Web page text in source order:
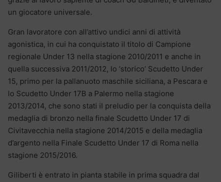
un giocatore universale.
Gran lavoratore con all’attivo undici anni di attività
agonistica, in cui ha conquistato il titolo di Campione
regionale Under 13 nella stagione 2010/2011 e anche in
quella successiva 2011/2012, lo ‘storico’ Scudetto Under
15, primo per la pallanuoto maschile siciliana, a Pescara e
lo Scudetto Under 17B a Palermo nella stagione
2013/2014, che sono stati il preludio per la conquista della
medaglia di bronzo nella finale Scudetto Under 17 di
Civitavecchia nella stagione 2014/2015 e della medaglia
d’argento nella Finale Scudetto Under 17 di Roma nella
stagione 2015/2016.
Giliberti è entrato in pianta stabile in prima squadra dal